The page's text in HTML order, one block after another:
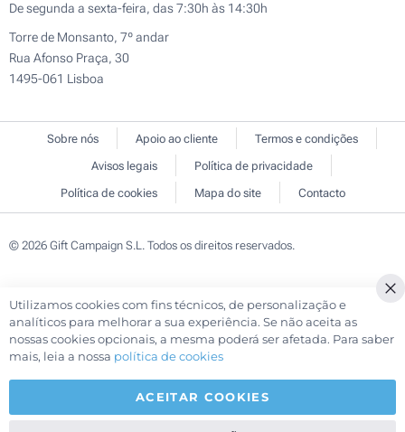
De segunda a sexta-feira, das 7:30h às 14:30h
Torre de Monsanto, 7º andar
Rua Afonso Praça, 30
1495-061 Lisboa
Sobre nós Apoio ao cliente
Termos e condições
Avisos legais
Política de privacidade
Política de cookies
Mapa do site Contacto
© 2026 Gift Campaign S.L. Todos os direitos reservados.
Utilizamos cookies com fins técnicos, de personalização e
analíticos para melhorar a sua experiência. Se não aceita as
nossas cookies opcionais, a mesma poderá ser afetada. Para saber
mais, leia a nossa política de cookies
ACEITAR COOKIES